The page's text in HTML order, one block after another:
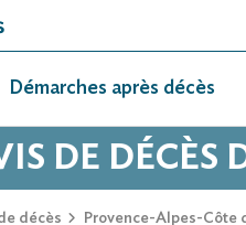
Démarches après décès
DE DÉCÈS
décès Provence-Alpes-Côte